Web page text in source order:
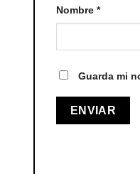
Nombre *
Guarda mi